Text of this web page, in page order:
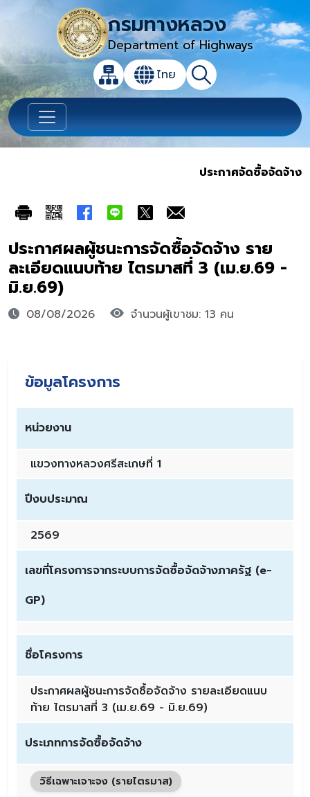
กรมทางหลวง
Department of Highways
แผนผังเว็บไซต์
เปลี่ยนภาษา
ไทย ค้นหา
เปิดกล่องค้นหาข้อมูลหลักของเว็บไซต์
ประกาศจัดซื้อจัดจ้าง
ประกาศผลผู้ชนะการจัดซื้อจัดจ้าง ราย
ละเอียดแนบท้าย ไตรมาสที่ 3 (เม.ย.69 -
มิ.ย.69)
08/08/2026 จำนวนผู้เขาชม: 13 คน
ข้อมูลโครงการ
หน่วยงาน
แขวงทางหลวงศรีสะเกษที่ 1
ปีงบประมาณ
2569
เลขที่โครงการจากระบบการจัดซื้อจัดจ้างภาครัฐ (e-
GP)
ชื่อโครงการ
ประกาศผลผู้ชนะการจัดซื้อจัดจ้าง รายละเอียดแนบ
ท้าย ไตรมาสที่ 3 (เม.ย.69 - มิ.ย.69)
ประเภทการจัดซื้อจัดจ้าง
วิธีเฉพาะเจาะจง (รายไตรมาส)